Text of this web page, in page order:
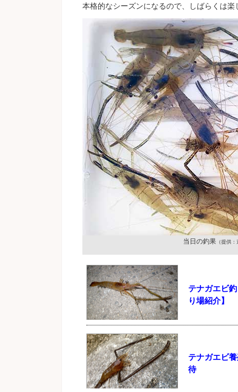
本格的なシーズンになるので、しばらくは楽
当日の釣果（提供：
テナガエビ
り場紹介】
テナガエビ
待